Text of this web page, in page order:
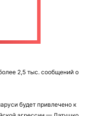
2,5 тыс. сообщений о
будет привлечено к